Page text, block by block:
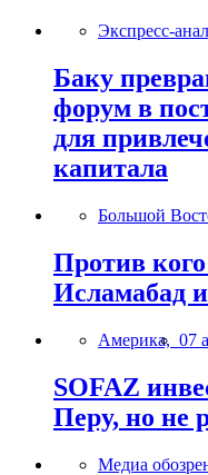
Экспресс-
Баку
форум в
для
капитала
Большой
Против
Исламабад
Америка, 07
SOFAZ
Перу, но не
Медиа